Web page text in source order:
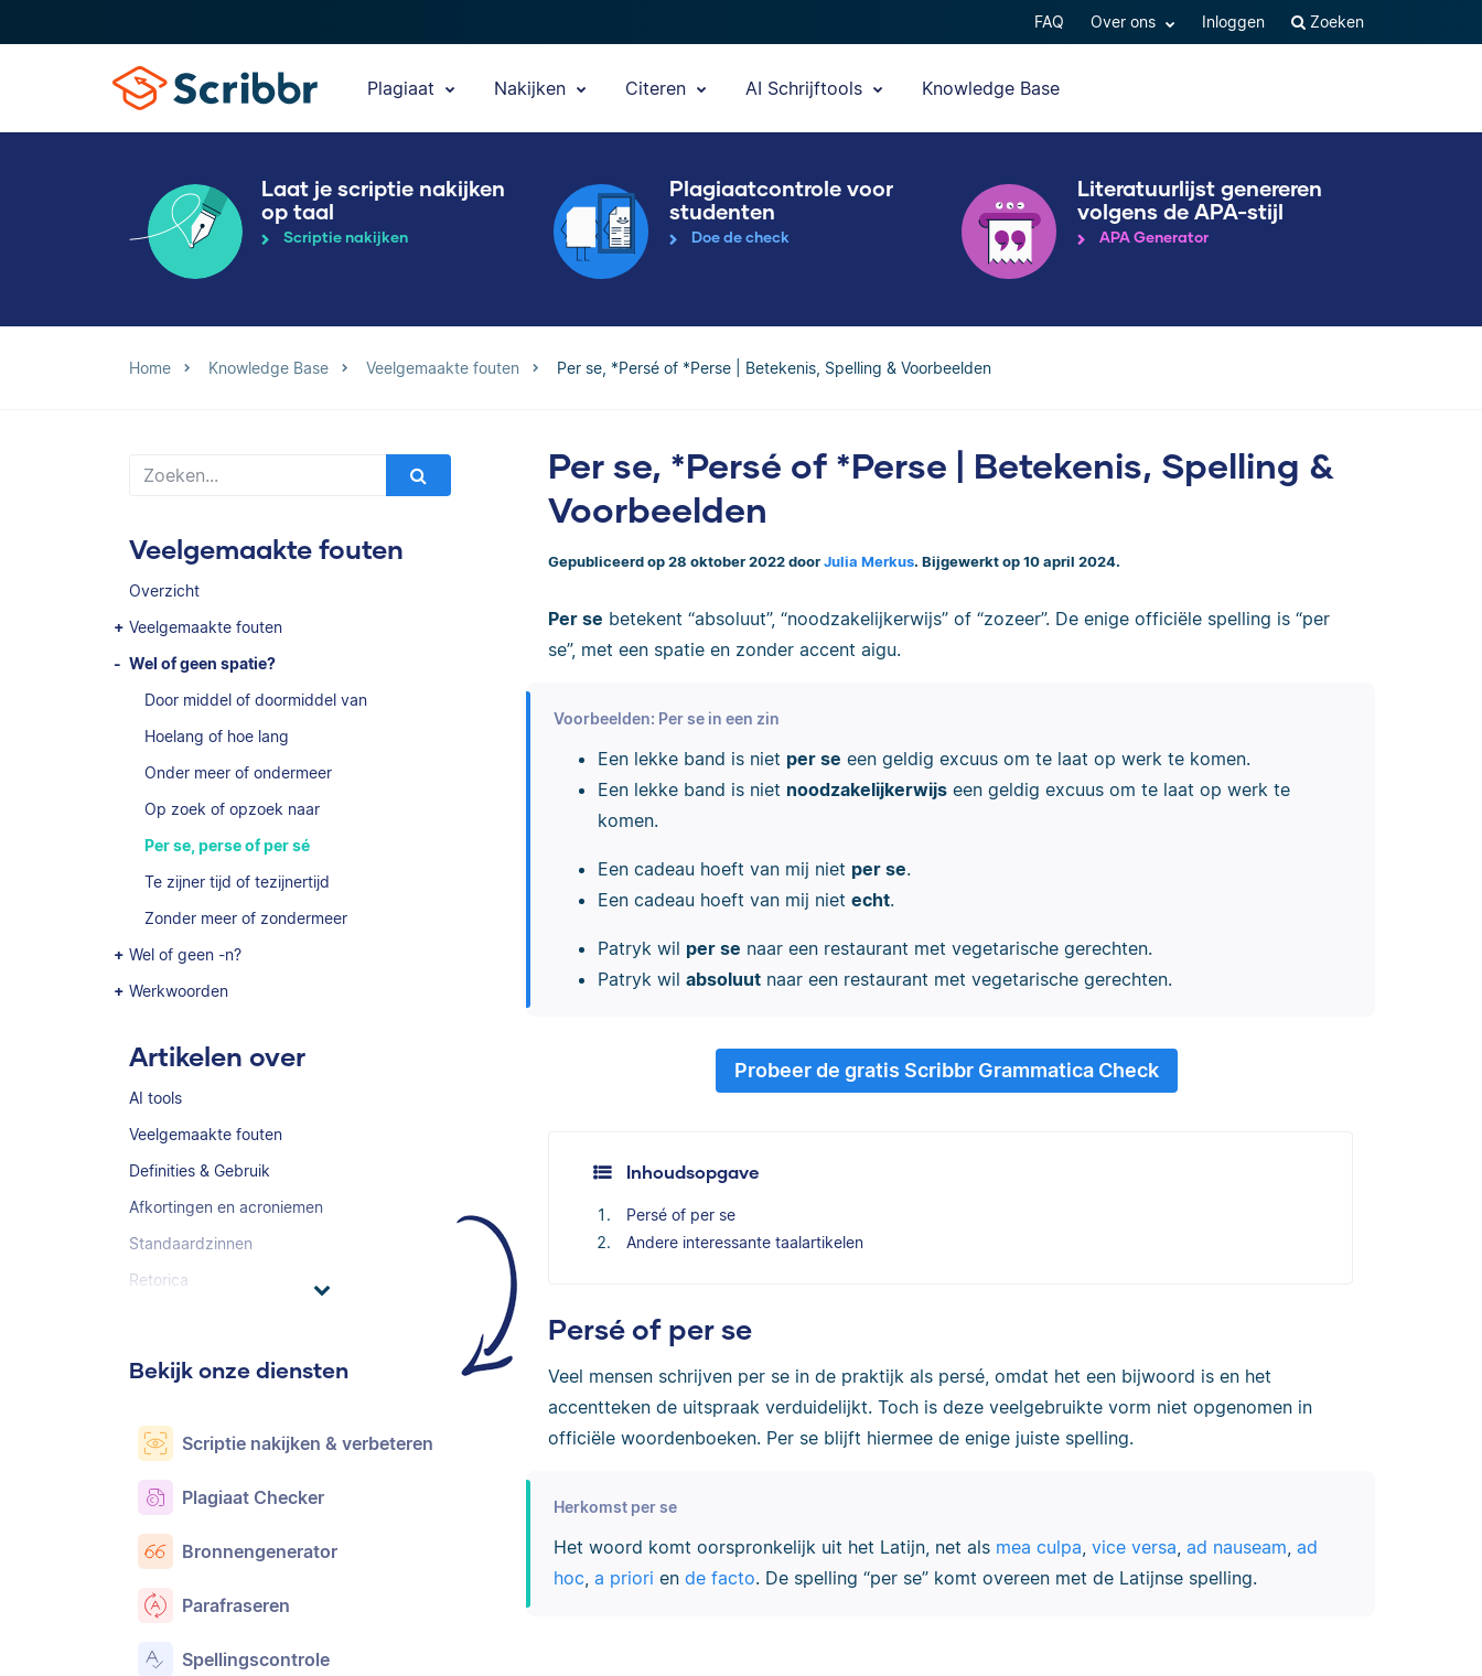
FAQ Over ons Inloggen Zoeken
Plagiaat Nakijken Citeren AI Schrijftools Knowledge Base
Laat je scriptie nakijken
op taal
Scriptie nakijken
Plagiaatcontrole voor
studenten
Doe de check
Literatuurlijst genereren
volgens de APA-stijl
APA Generator
Home Knowledge Base Veelgemaakte fouten Per se, *Persé of *Perse | Betekenis, Spelling & Voorbeelden
Veelgemaakte fouten
Overzicht
Veelgemaakte fouten
Wel of geen spatie?
Door middel of doormiddel van
Hoelang of hoe lang
Onder meer of ondermeer
Op zoek of opzoek naar
Per se, perse of per sé
Te zijner tijd of tezijnertijd
Zonder meer of zondermeer
Wel of geen -n?
Werkwoorden
Artikelen over
AI tools
Veelgemaakte fouten
Definities & Gebruik
Afkortingen en acroniemen
Standaardzinnen
Retorica
Bekijk onze diensten
Scriptie nakijken & verbeteren
Plagiaat Checker
Bronnengenerator
Parafraseren
Spellingscontrole
Per se, *Persé of *Perse | Betekenis, Spelling &
Voorbeelden
Gepubliceerd op 28 oktober 2022 door Julia Merkus. Bijgewerkt op 10 april 2024.
Per se betekent “absoluut”, “noodzakelijkerwijs” of “zozeer”. De enige officiële spelling is “per
se”, met een spatie en zonder accent aigu.
Voorbeelden: Per se in een zin
Een lekke band is niet per se een geldig excuus om te laat op werk te komen.
Een lekke band is niet noodzakelijkerwijseen geldig excuus om te laat op werk te
komen.
Een cadeau hoeft van mij niet per se.
Een cadeau hoeft van mij niet echt.
Patryk wil per se naar een restaurant met vegetarische gerechten.
Patryk wil absoluutnaar een restaurant met vegetarische gerechten.
Probeer de gratis Scribbr Grammatica Check
Inhoudsopgave
Persé of per se
Andere interessante taalartikelen
Persé of per se
Veel mensen schrijven per se in de praktijk als persé, omdat het een bijwoord is en het
accentteken de uitspraak verduidelijkt. Toch is deze veelgebruikte vorm niet opgenomen in
officiële woordenboeken. Per se blijft hiermee de enige juiste spelling.
Herkomst per se
Het woord komt oorspronkelijk uit het Latijn, net als mea culpa, vice versa, ad nauseam, ad
hoc, a priori en de facto. De spelling “per se” komt overeen met de Latijnse spelling.